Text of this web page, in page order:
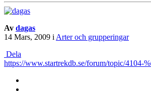
Av dagas
14 Mars, 2009 iArter och grupperingar
Dela
https://www.startrekdb.se/forum/topic/4104-